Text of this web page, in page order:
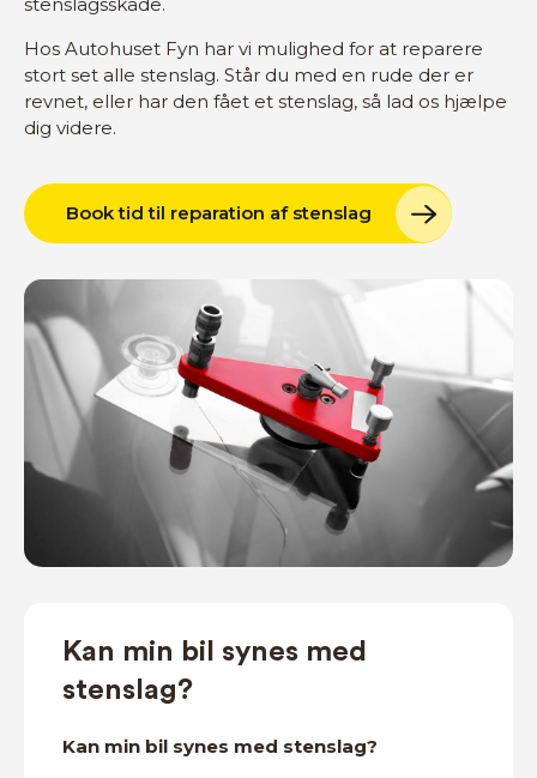
Hos Autohuset Fyn har vi mulighed for at reparere
stort set alle stenslag. Står du med en rude der er
revnet, eller har den fået et stenslag, så lad os hjælpe
dig videre.
Book tid til reparation af stenslag
Kan min bil synes med
stenslag?
Kan min bil synes med stenslag?